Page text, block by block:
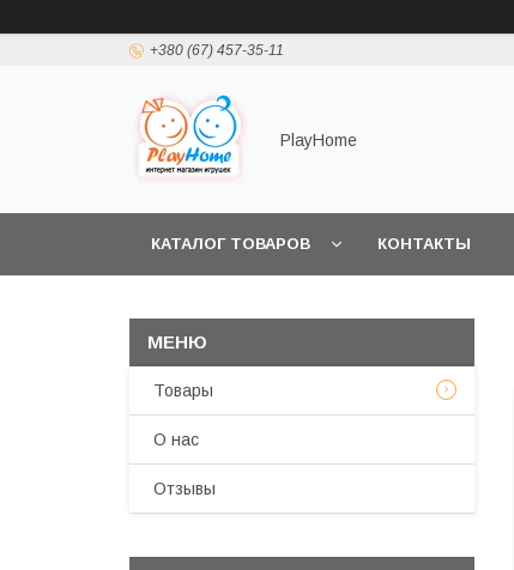
+380 (67) 457-35-11
PlayHome
КАТАЛОГ ТОВАРОВ КОНТАКТЫ
Товары
О нас
Отзывы